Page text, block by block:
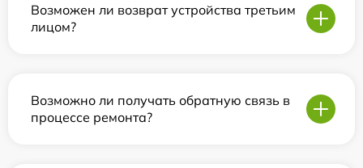
Возможен ли возврат устройства третьим
лицом?
Возможно ли получать обратную связь в
процессе ремонта?